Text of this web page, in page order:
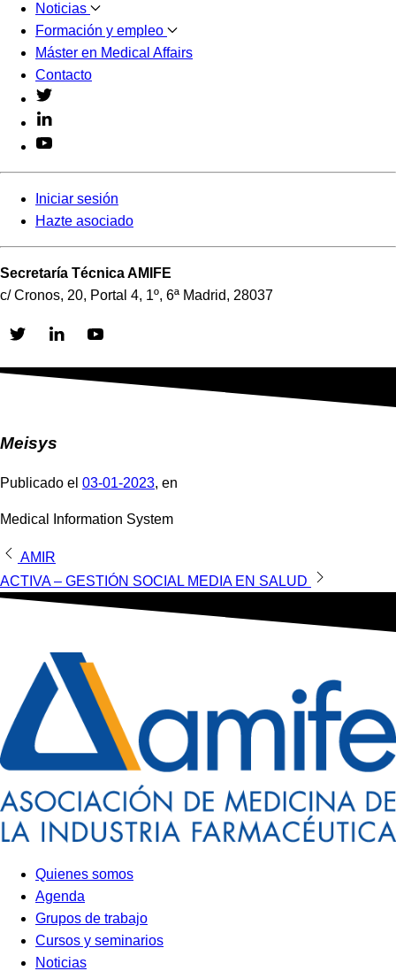
Noticias
Formación y empleo
Máster en Medical Affairs
Contacto
Iniciar sesión
Hazte asociado
Secretaría Técnica AMIFE
c/ Cronos, 20, Portal 4, 1º, 6ª Madrid, 28037
Skip
Meisys
Publicado el 03-01-2023, en
Medical Information System
Navegación
de
AMIR
ACTIVA – GESTIÓN SOCIAL MEDIA EN SALUD
Quienes somos
Agenda
Grupos de trabajo
Cursos y seminarios
Noticias